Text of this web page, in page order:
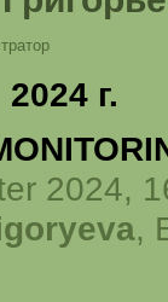
2024 г.
2024,
,